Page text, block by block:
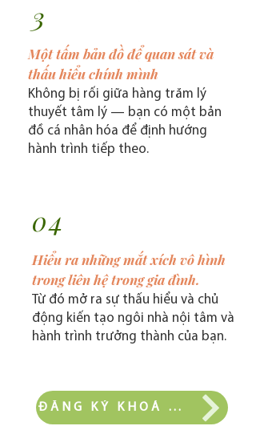
3
Một tấm bản đồ để quan sát và
thấu hiểu chính mình
Không bị rối giữa hàng trăm lý
thuyết tâm lý — bạn có một bản
đồ cá nhân hóa để định hướng
hành trình tiếp theo.
04
Hiểu ra những mắt xích vô hình
trong liên hệ trong gia đình.
Từ đó mở ra sự thấu hiểu và chủ
động kiến tạo ngôi nhà nội tâm và
hành trình trưởng thành của bạn.
ĐĂNG KÝ KHOÁ HỌC